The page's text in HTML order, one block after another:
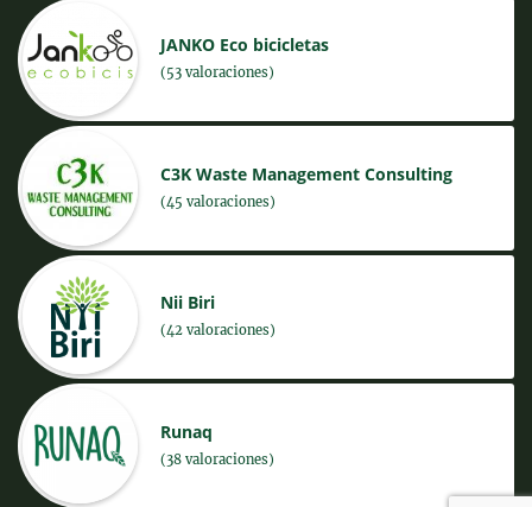
JANKO Eco bicicletas
(53 valoraciones)
C3K Waste Management Consulting
(45 valoraciones)
Nii Biri
(42 valoraciones)
Runaq
(38 valoraciones)